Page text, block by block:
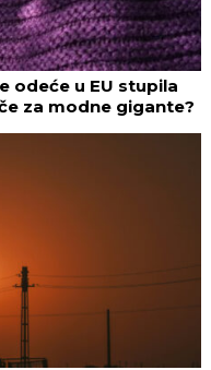
odeće u EU stupila
za modne gigante?